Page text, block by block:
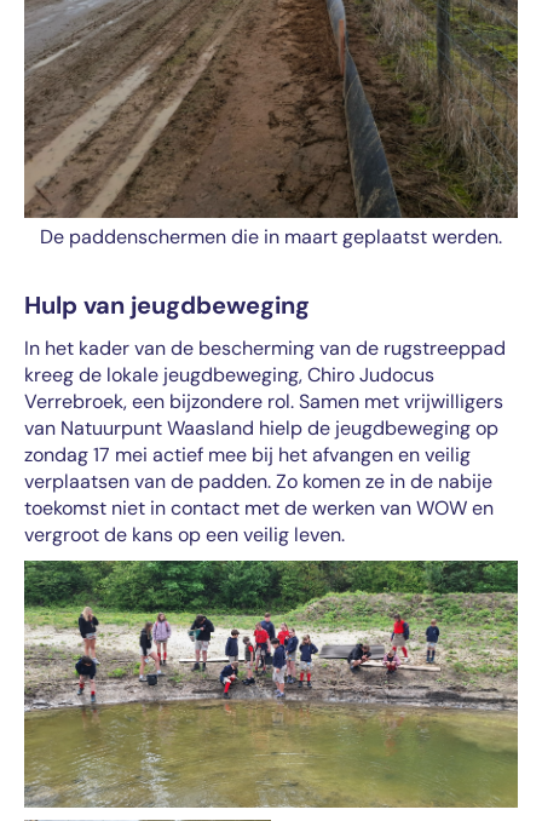
De paddenschermen die in maart geplaatst werden.
Hulp van jeugdbeweging
In het kader van de bescherming van de rugstreeppad
kreeg de lokale jeugdbeweging, Chiro Judocus
Verrebroek, een bijzondere rol. Samen met vrijwilligers
van Natuurpunt Waasland hielp de jeugdbeweging op
zondag 17 mei actief mee bij het afvangen en veilig
verplaatsen van de padden. Zo komen ze in de nabije
toekomst niet in contact met de werken van WOW en
vergroot de kans op een veilig leven.